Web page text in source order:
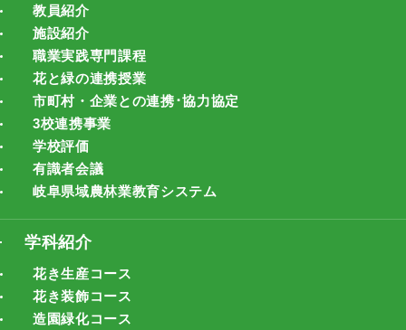
教員紹介
施設紹介
職業実践専門課程
花と緑の連携授業
市町村・企業との連携･協力協定
3校連携事業
学校評価
有識者会議
岐阜県域農林業教育システム
学科紹介
花き生産コース
花き装飾コース
造園緑化コース